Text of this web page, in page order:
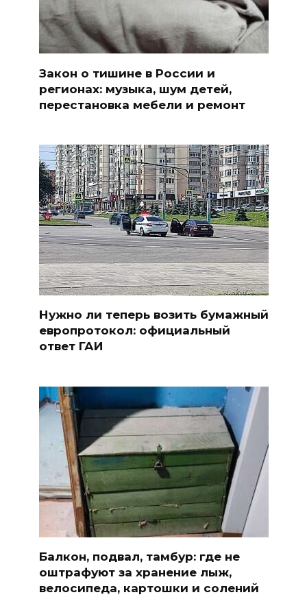
Закон о тишине в России и
регионах: музыка, шум детей,
перестановка мебели и ремонт
Нужно ли теперь возить бумажный
европротокол: официальный
ответ ГАИ
Балкон, подвал, тамбур: где не
оштрафуют за хранение лыж,
велосипеда, картошки и солений